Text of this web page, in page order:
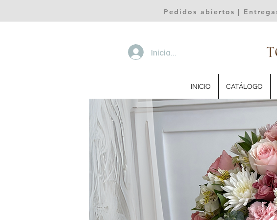
Pedidos abiertos |
Iniciar sesión
INICIO CATÁLOGO